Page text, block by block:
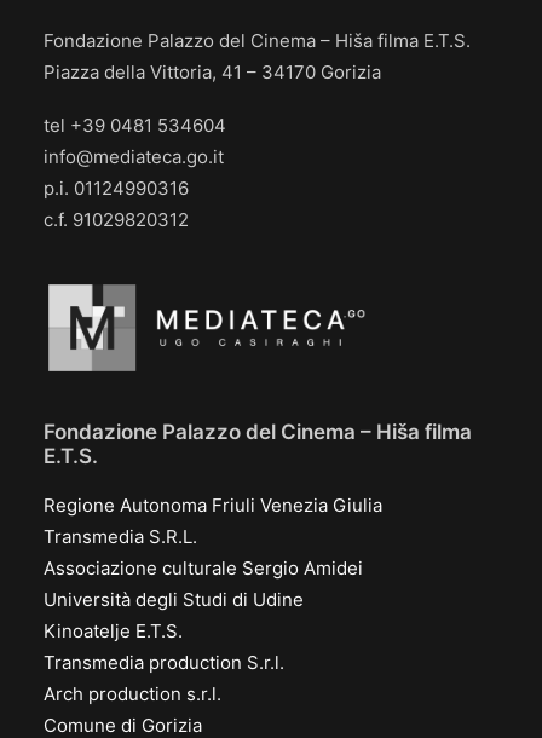
Fondazione Palazzo del Cinema – Hiša filma E.T.S.
Piazza della Vittoria, 41 – 34170 Gorizia
tel +39 0481 534604
info@mediateca.go.it
p.i. 01124990316
c.f. 91029820312
Fondazione Palazzo del Cinema – Hiša filma
E.T.S.
Regione Autonoma Friuli Venezia Giulia
Transmedia S.R.L.
Associazione culturale Sergio Amidei
Università degli Studi di Udine
Kinoatelje E.T.S.
Transmedia production S.r.l.
Arch production s.r.l.
Comune di Gorizia